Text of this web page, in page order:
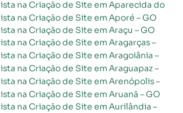
na Criação de Site em Aporé – GO
na Criação de Site em Araçu – GO
na Criação de Site em Aruanã – GO